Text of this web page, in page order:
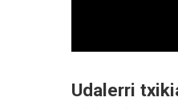
Udalerri